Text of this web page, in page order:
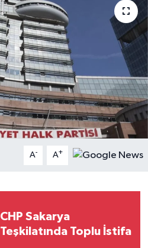
A- A+
CHP Sakarya
Teşkilatında Toplu İstifa